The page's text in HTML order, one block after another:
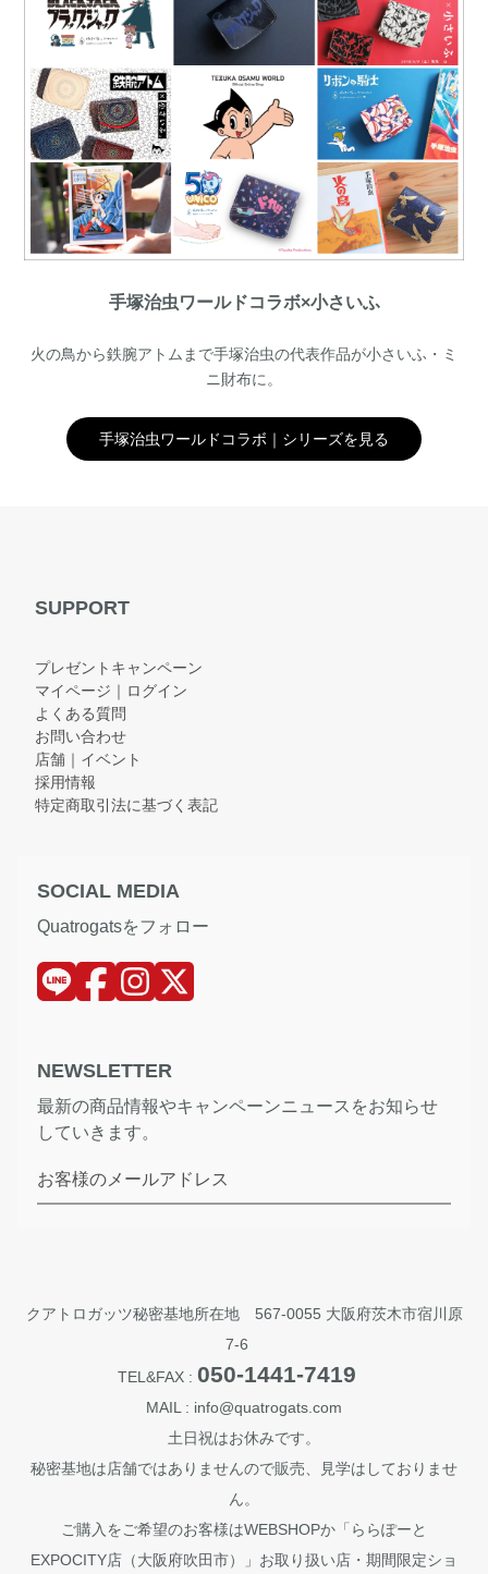
手塚治虫ワールドコラボ×小さいふ
火の鳥から鉄腕アトムまで手塚治虫の代表作品が小さいふ・ミ
ニ財布に。
手塚治虫ワールドコラボ｜シリーズを見る
SUPPORT
プレゼントキャンペーン
マイページ｜ログイン
よくある質問
お問い合わせ
店舗｜イベント
採用情報
特定商取引法に基づく表記
SOCIAL MEDIA
Quatrogatsをフォロー
NEWSLETTER
最新の商品情報やキャンペーンニュースをお知らせ
していきます。
お客様のメールアドレス
クアトロガッツ秘密基地所在地 567-0055 大阪府茨木市宿川原
7-6
TEL&FAX : 050-1441-7419
MAIL : info@quatrogats.com
土日祝はお休みです。
秘密基地は店舗ではありませんので販売、見学はしておりませ
ん。
ご購入をご希望のお客様はWEBSHOPか「ららぽーと
EXPOCITY店（大阪府吹田市）」お取り扱い店・期間限定ショ